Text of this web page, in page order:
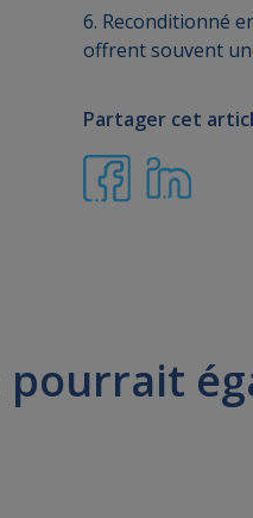
6. Reconditionné
offrent souvent
Partager cet
pourrait